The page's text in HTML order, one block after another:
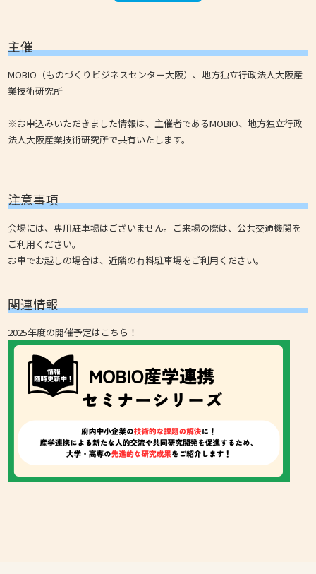
主催
MOBIO（ものづくりビジネスセンター大阪）、地方独立行政法人大阪産
業技術研究所
※お申込みいただきました情報は、主催者であるMOBIO、地方独立行政
法人大阪産業技術研究所で共有いたします。
注意事項
会場には、専用駐車場はございません。ご来場の際は、公共交通機関を
ご利用ください。
お車でお越しの場合は、近隣の有料駐車場をご利用ください。
関連情報
2025年度の開催予定はこちら！